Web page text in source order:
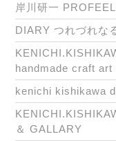
岸川研一
DIARY つれづれな
handmade craft art
kenichi kishikawa
＆ GALLARY